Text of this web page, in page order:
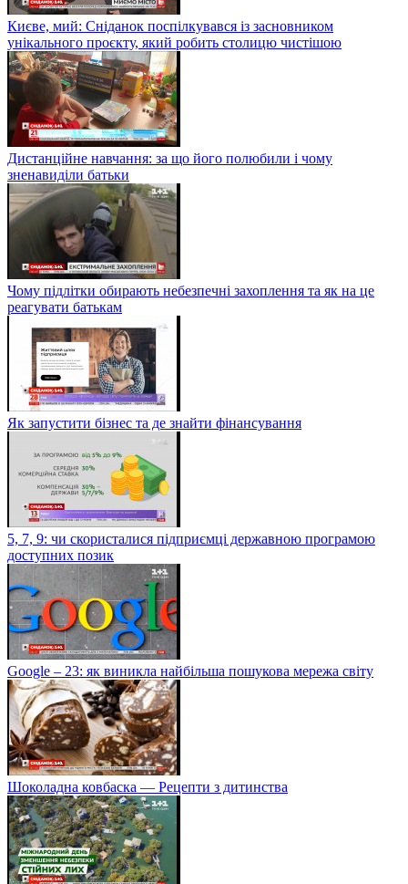
Києве, мий: Сніданок поспілкувався із засновником
унікального проєкту, який робить столицю чистішою
Дистанційне навчання: за що його полюбили і чому
зненавиділи батьки
Чому підлітки обирають небезпечні захоплення та як на це
реагувати батькам
Як запустити бізнес та де знайти фінансування
5, 7, 9: чи скористалися підприємці державною програмою
доступних позик
Google – 23: як виникла найбільша пошукова мережа світу
Шоколадна ковбаска — Рецепти з дитинства